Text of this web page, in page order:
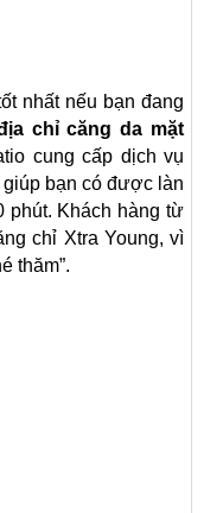
nhất nếu bạn đang
chỉ căng da mặt
cung cấp dịch vụ
bạn có được làn
phút. Khách hàng từ
chỉ Xtra Young, vì
thăm”.